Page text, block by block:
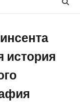
история